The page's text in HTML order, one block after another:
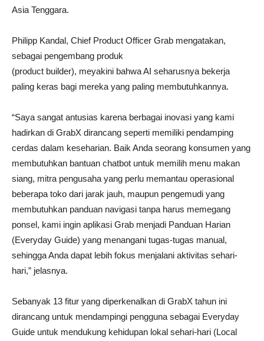
Asia Tenggara.
Philipp Kandal, Chief Product Officer Grab mengatakan,
sebagai pengembang produk
(product builder), meyakini bahwa AI seharusnya bekerja
paling keras bagi mereka yang paling membutuhkannya.
“Saya sangat antusias karena berbagai inovasi yang kami
hadirkan di GrabX dirancang seperti memiliki pendamping
cerdas dalam keseharian. Baik Anda seorang konsumen yang
membutuhkan bantuan chatbot untuk memilih menu makan
siang, mitra pengusaha yang perlu memantau operasional
beberapa toko dari jarak jauh, maupun pengemudi yang
membutuhkan panduan navigasi tanpa harus memegang
ponsel, kami ingin aplikasi Grab menjadi Panduan Harian
(Everyday Guide) yang menangani tugas-tugas manual,
sehingga Anda dapat lebih fokus menjalani aktivitas sehari-
hari,” jelasnya.
Sebanyak 13 fitur yang diperkenalkan di GrabX tahun ini
dirancang untuk mendampingi pengguna sebagai Everyday
Guide untuk mendukung kehidupan lokal sehari-hari (Local